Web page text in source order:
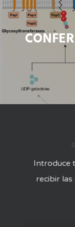
Introduce
recibir las